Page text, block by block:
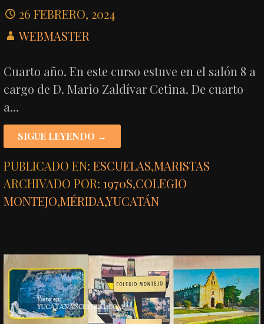
26 FEBRERO, 2024
WEBMASTER
Cuarto año. En este curso estuve en el salón 8 a
cargo de D. Mario Zaldívar Cetina. De cuarto
a…
SIGUE LEYENDO →
PUBLICADO EN:ESCUELAS,MARISTAS
ARCHIVADO POR:1970S,COLEGIO
MONTEJO,MÉRIDA,YUCATÁN